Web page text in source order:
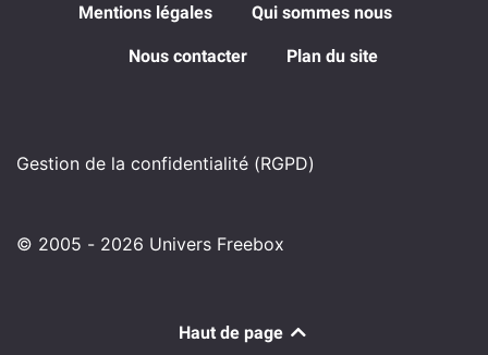
Mentions légales Qui sommes nous
Nous contacter Plan du site
Gestion de la confidentialité (RGPD)
© 2005 - 2026 Univers Freebox
Haut de page